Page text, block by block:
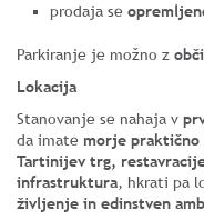
prodaja se
Parkiranje je možno z
Lokacija
Stanovanje se nahaja v
da imate morje praktično
Tartinijev trg,
infrastruktura, hkrati pa
življenje in edinstven